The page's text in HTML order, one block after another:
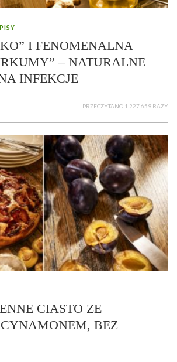
I FENOMENALNA
– NATURALNE
INFEKCJE
PRZECZYTANO 1 227 659 RAZY
CIASTO ZE
BEZ